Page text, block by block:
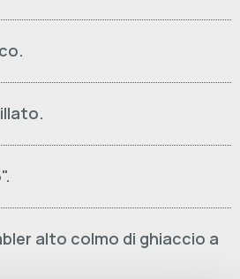
alto colmo di ghiaccio a